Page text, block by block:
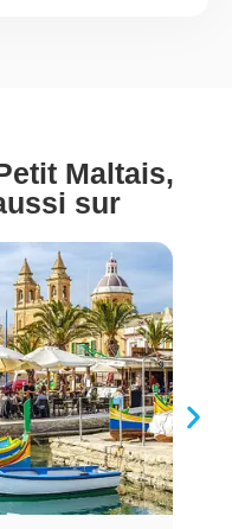
Maltais,
sur